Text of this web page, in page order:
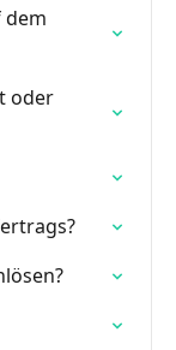
dem
oder